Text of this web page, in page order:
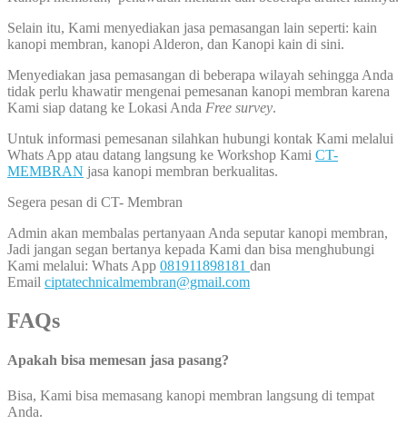
Selain itu, Kami menyediakan jasa pemasangan lain seperti: kain
kanopi membran, kanopi Alderon, dan Kanopi kain di sini.
Menyediakan jasa pemasangan di beberapa wilayah sehingga Anda
tidak perlu khawatir mengenai pemesanan kanopi membran karena
Kami siap datang ke Lokasi Anda Free survey.
Untuk informasi pemesanan silahkan hubungi kontak Kami melalui
Whats App atau datang langsung ke Workshop Kami CT-
MEMBRAN jasa kanopi membran berkualitas.
Segera pesan di CT- Membran
Admin akan membalas pertanyaan Anda seputar kanopi membran,
Jadi jangan segan bertanya kepada Kami dan bisa menghubungi
Kami melalui: Whats App 081911898181 dan
Email ciptatechnicalmembran@gmail.com
FAQs
Apakah bisa memesan jasa pasang?
Bisa, Kami bisa memasang kanopi membran langsung di tempat
Anda.